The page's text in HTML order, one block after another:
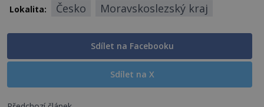
Lokalita: Česko Moravskoslezský kraj
Sdílet na Facebooku
Sdílet na X